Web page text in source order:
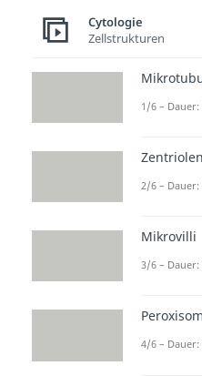
den
relativ
nämlich
Cytologie
Zellstrukturen
1/6 – Dauer:
Zentriolen
2/6 – Dauer:
Mikrovilli
3/6 – Dauer:
4/6 – Dauer: